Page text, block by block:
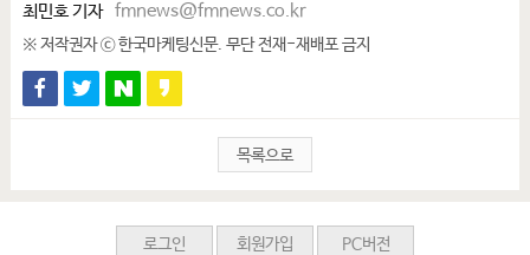
최민호 기자 fmnews@fmnews.co.kr
※ 저작권자 ⓒ 한국마케팅신문. 무단 전재-재배포 금지
목록으로
로그인 회원가입 PC버전